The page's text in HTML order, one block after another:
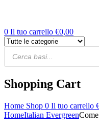
0 Il tuo carrello €0,00
Products
Cerca
Shopping Cart
Home Shop 0 Il tuo carrello
HomeItalian Evergreen